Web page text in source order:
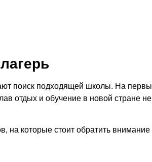
поиск подходящей школы. На
отдых и обучение в новой стране не
на которые стоит обратить внимание